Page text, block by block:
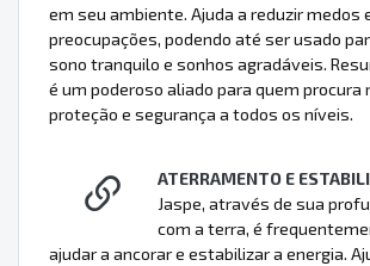
em seu ambiente. Ajuda a reduzir medos
preocupações, podendo até ser usado
sono tranquilo e sonhos agradáveis.
é um poderoso aliado para quem procura
proteção e segurança a todos os níveis.
ATERRAMENTO E
Jaspe, através de sua
com a terra, é
ajudar a ancorar e estabilizar a energia.